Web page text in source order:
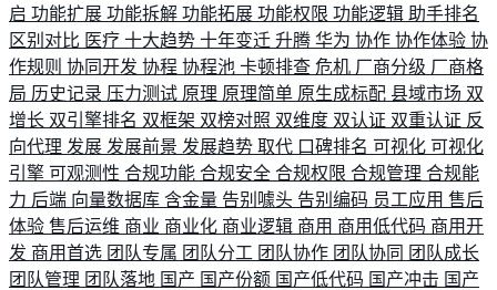
启 功能扩展 功能拆解 功能拓展 功能权限 功能逻辑 助手排名
区别对比 医疗 十大趋势 十年变迁 升腾 华为 协作 协作体验 协
作规则 协同开发 协程 协程池 卡顿排查 危机 厂商分级 厂商格
局 历史记录 压力测试 原理 原理简单 原生成标配 县域市场 双
增长 双引擎排名 双框架 双榜对照 双维度 双认证 双重认证 反
向代理 发展 发展前景 发展趋势 取代 口碑排名 可视化 可视化
引擎 可观测性 合规功能 合规安全 合规权限 合规管理 合规能
力 后端 向量数据库 含金量 告别噱头 告别编码 员工应用 售后
体验 售后运维 商业 商业化 商业逻辑 商用 商用低代码 商用开
发 商用首选 团队专属 团队分工 团队协作 团队协同 团队成长
团队管理 团队落地 国产 国产份额 国产低代码 国产冲击 国产